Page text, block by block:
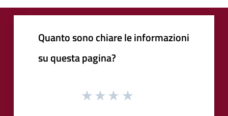
Quanto sono chiare le informazioni
su questa pagina?